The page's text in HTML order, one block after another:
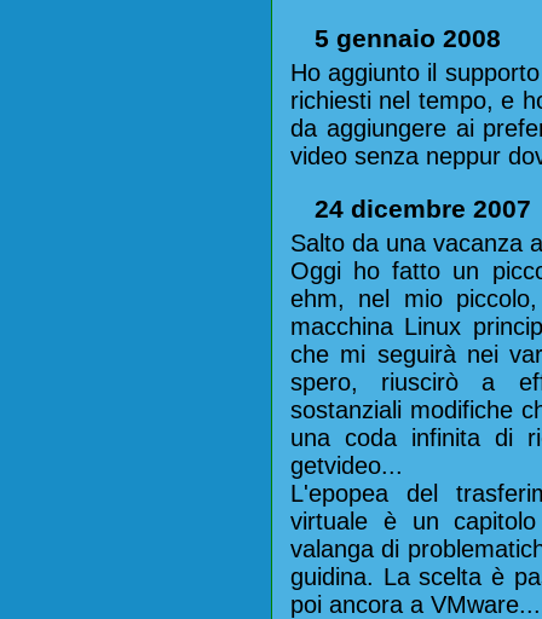
5 gennaio 2008
Ho aggiunto il
richiesti nel tempo, e
da aggiungere ai
video senza neppur
24 dicembre 2007
Salto da una vacanza
Oggi ho fatto un
ehm, nel mio
macchina Linux
che mi seguirà nei
spero, riuscirò a
sostanziali modifiche
una coda infinita di
getvideo...
L'epopea del
virtuale è un
valanga di
guidina. La scelta è
poi ancora a